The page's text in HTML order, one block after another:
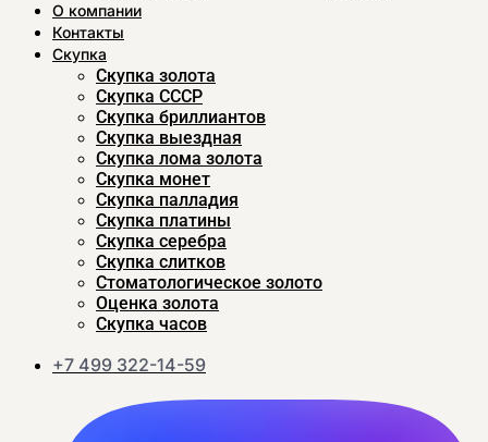
О компании
Контакты
Скупка
Скупка золота
Скупка CCСР
Скупка бриллиантов
Скупка выездная
Скупка лома золота
Скупка монет
Скупка палладия
Скупка платины
Скупка серебра
Скупка слитков
Стоматологическое золото
Оценка золота
Скупка часов
+7 499 322-14-59